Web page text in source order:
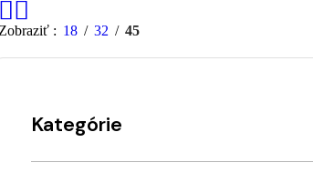
18 32 45
Kategórie